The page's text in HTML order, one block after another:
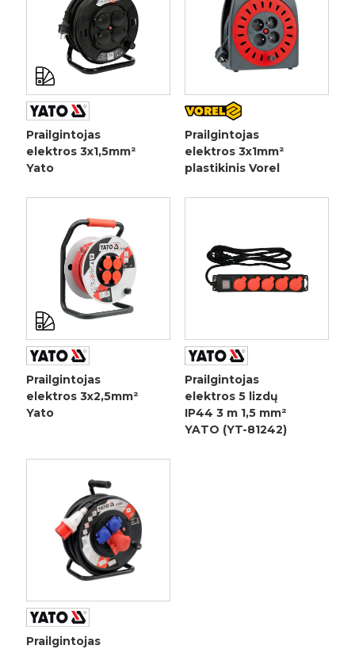
Prailgintojas
elektros 3x1,5mm²
Yato
Prailgintojas
elektros 3x1mm²
plastikinis Vorel
Prailgintojas
elektros 3x2,5mm²
Yato
Prailgintojas
elektros 5 lizdų
IP44 3 m 1,5 mm²
YATO (YT-81242)
Prailgintojas